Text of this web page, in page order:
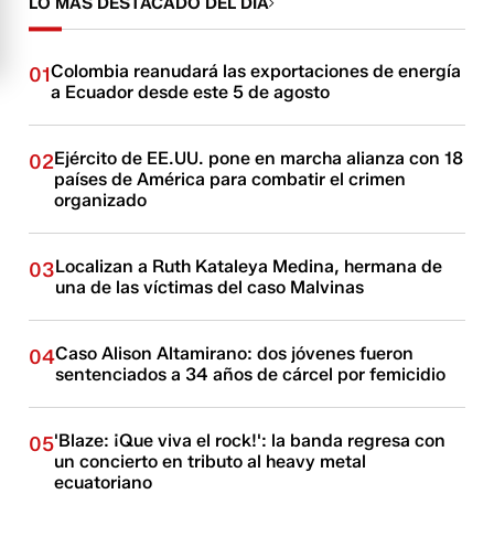
01Colombia reanudará las exportaciones de energía
a Ecuador desde este 5 de agosto
02Ejército de EE.UU. pone en marcha alianza con 18
países de América para combatir el crimen
organizado
03Localizan a Ruth Kataleya Medina, hermana de
una de las víctimas del caso Malvinas
04Caso Alison Altamirano: dos jóvenes fueron
sentenciados a 34 años de cárcel por femicidio
05'Blaze: ¡Que viva el rock!': la banda regresa con
un concierto en tributo al heavy metal
ecuatoriano